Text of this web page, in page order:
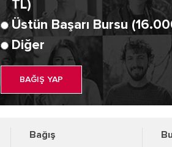
TL)
Üstün Başarı Bursu
Diğer
BAĞIŞ YAP
Bağış